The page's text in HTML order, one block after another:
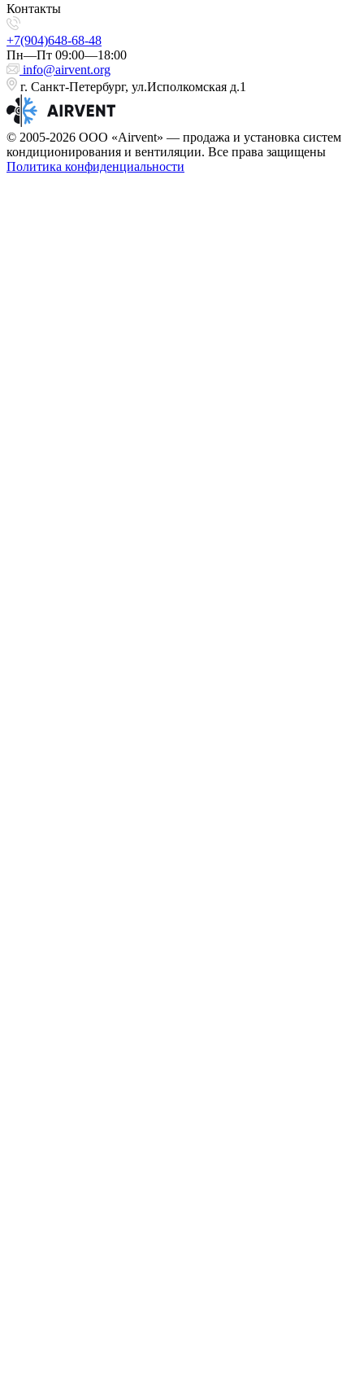
Контакты
+7(904)648-68-48
Пн—Пт 09:00—18:00
info@airvent.org
г. Санкт-Петербург, ул.Исполкомская д.1
© 2005-2026 ООО «Airvent» — продажа и установка систем
кондиционирования и вентиляции. Все права защищены
Политика конфиденциальности